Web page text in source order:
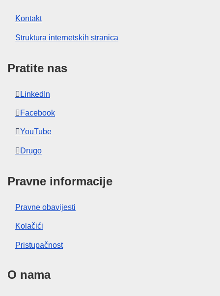
Kontakt
Struktura internetskih stranica
Pratite nas
LinkedIn
Facebook
YouTube
Drugo
Pravne informacije
Pravne obavijesti
Kolačići
Pristupačnost
O nama